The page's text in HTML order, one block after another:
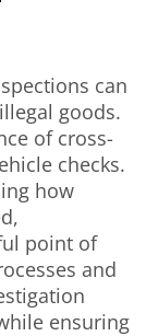
can
goods.
of cross-
checks.
how
point of
and
ensuring